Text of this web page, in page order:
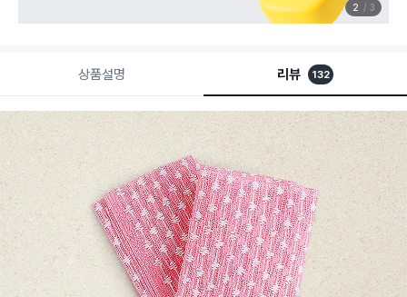
2 3
상품설명 리뷰 132